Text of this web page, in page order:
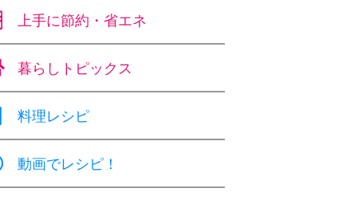
上手に節約・省エネ
暮らしトピックス
料理レシピ
動画でレシピ！